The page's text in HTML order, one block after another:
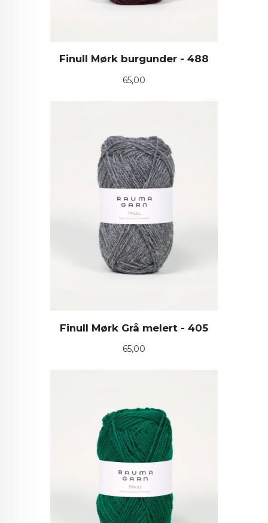
Finull Mørk burgunder - 488
Pris
65,00
Finull Mørk Grå melert - 405
Pris
65,00